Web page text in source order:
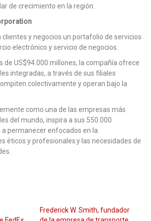
de crecimiento en la región.
y negocios un portafolio de servicios
electrónico y servicio de negocios.
de US$94.000 millones, la compañía ofrece
integradas, a través de sus filiales
colectivamente y operan bajo la
como una de las empresas más
del mundo, inspira a sus 550.000
permanecer enfocados en la
éticos y profesionales y las necesidades de
Frederick W. Smith, fundador